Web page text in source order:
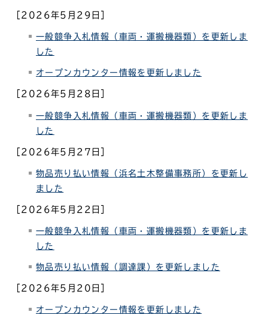
［2026年5月29日］
一般競争入札情報（車両・運搬機器類）を更新しま
した
オープンカウンター情報を更新しました
［2026年5月28日］
一般競争入札情報（車両・運搬機器類）を更新しま
した
［2026年5月27日］
物品売り払い情報（浜名土木整備事務所） を更新し
ました
［2026年5月22日］
一般競争入札情報（車両・運搬機器類）を更新しま
した
物品売り払い情報 （調達課）を更新しました
［2026年5月20日］
オープンカウンター情報を更新しました